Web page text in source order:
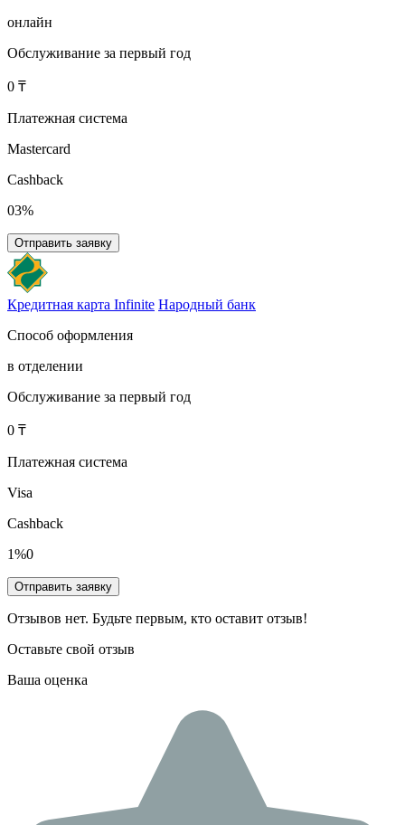
онлайн
Обслуживание за первый год
0 ₸
Платежная система
Mastercard
Cashback
03%
Отправить заявку
Кредитная карта Infinite Народный банк
Способ оформления
в отделении
Обслуживание за первый год
0 ₸
Платежная система
Visa
Cashback
1%0
Отправить заявку
Отзывов нет. Будьте первым, кто оставит отзыв!
Оставьте свой отзыв
Ваша оценка